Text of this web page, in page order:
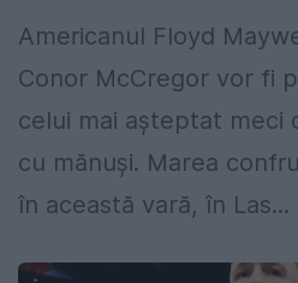
Americanul Floyd
Conor McCregor vor fi
celui mai așteptat meci
cu mănuși. Marea
în această vară, în Las...